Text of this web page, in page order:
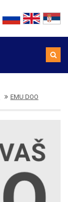
EMU DOO